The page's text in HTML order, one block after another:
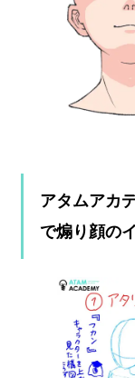
アタムアカ
で煽り顔の